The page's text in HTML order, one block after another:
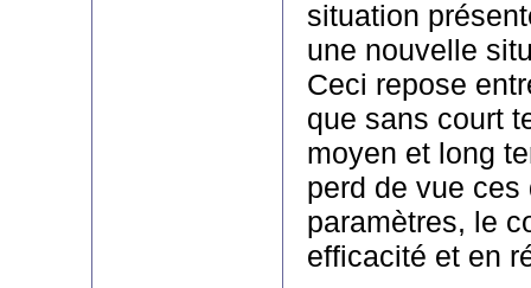
situation
une nouvelle
Ceci repose
que sans court
moyen et long
perd de vue ces
paramètres, le
efficacité et en